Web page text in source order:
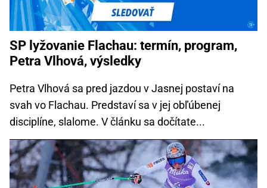
SP lyžovanie Flachau: termín, program,
Petra Vlhová, výsledky
Petra Vlhová sa pred jazdou v Jasnej postaví na
svah vo Flachau. Predstaví sa v jej obľúbenej
disciplíne, slalome. V článku sa dočítate...